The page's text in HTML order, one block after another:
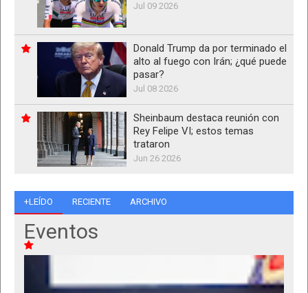
Jul 09 2026
Donald Trump da por terminado el
alto al fuego con Irán; ¿qué puede
pasar?
Jul 08 2026
Sheinbaum destaca reunión con
Rey Felipe VI; estos temas
trataron
Jun 26 2026
+LEÍDO RECIENTE ARCHIVO
Eventos